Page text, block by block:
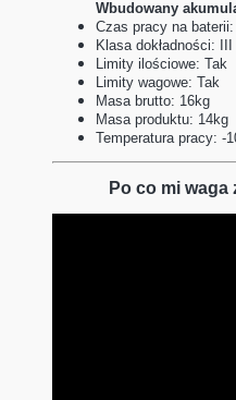
Wbudowany
Czas pracy na
Klasa dokładności: III
Limity ilościowe: Tak
Limity wagowe: Tak
Masa brutto: 16kg
Masa produktu: 14kg
Temperatura pracy: -
Po co mi waga